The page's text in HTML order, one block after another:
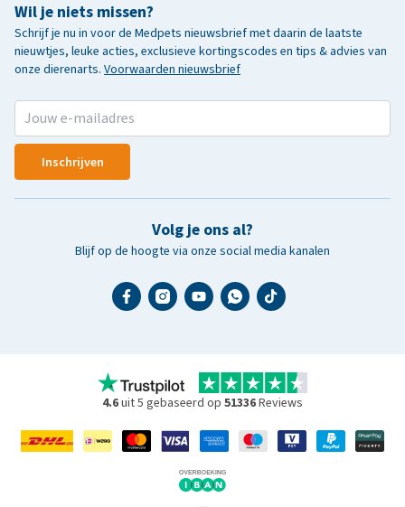
Wil je niets missen?
Schrijf je nu in voor de Medpets nieuwsbrief met daarin de laatste
nieuwtjes, leuke acties, exclusieve kortingscodes en tips & advies van
onze dierenarts. Voorwaarden nieuwsbrief
Inschrijven
Volg je ons al?
Blijf op de hoogte via onze social media kanalen
4.6uit 5 gebaseerd op 51336Reviews